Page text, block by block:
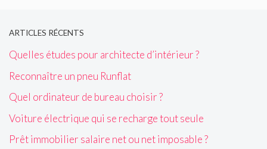
ARTICLES RÉCENTS
Quelles études pour architecte d’intérieur ?
Reconnaître un pneu Runflat
Quel ordinateur de bureau choisir ?
Voiture électrique qui se recharge tout seule
Prêt immobilier salaire net ou net imposable ?